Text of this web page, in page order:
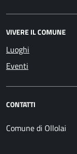
VIVERE IL COMUNE
Luoghi
Eventi
CONTATTI
Comune di Ollolai